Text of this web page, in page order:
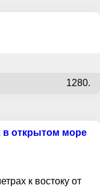
1280.
в открытом море
к востоку от